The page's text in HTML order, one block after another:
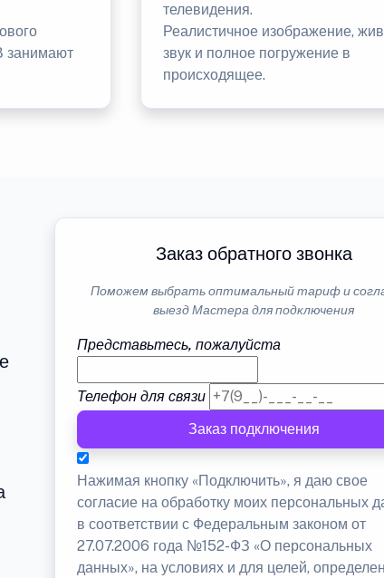
занимают
телевидения.
Реалистичное изображение,
звук и полное погружение в
происходящее.
Заказ обратного звонка
Поможем выбрать оптимальный тариф и
выезд Мастера для подключения
Представьтесь, пожалуйста
Телефон для связи
Заказ подключения
Нажимая кнопку «Подключить», я даю свое
согласие на обработку моих персональных
в соответствии с Федеральным законом от
27.07.2006 года №152-ФЗ «О персональных
данных», на условиях и для целей,